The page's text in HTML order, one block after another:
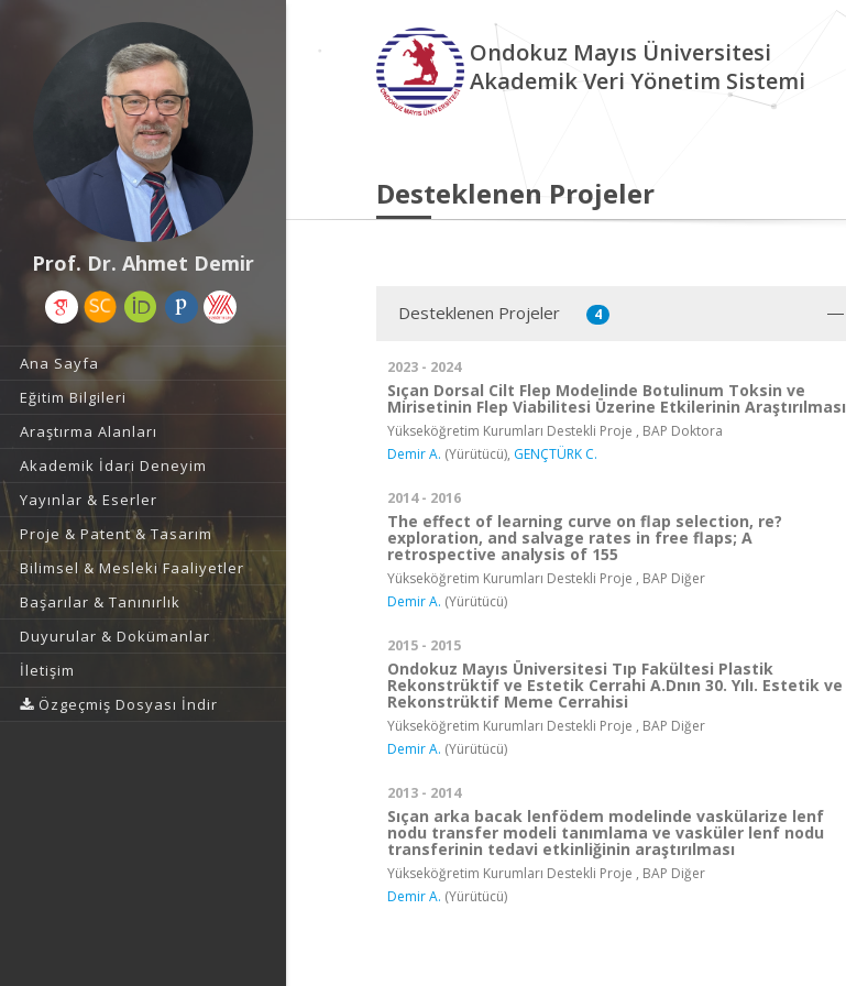
Prof. Dr. Ahmet Demir
Ana Sayfa
Eğitim Bilgileri
Araştırma Alanları
Akademik İdari Deneyim
Yayınlar & Eserler
Proje & Patent & Tasarım
Bilimsel & Mesleki Faaliyetler
Başarılar & Tanınırlık
Duyurular & Dokümanlar
İletişim
Özgeçmiş Dosyası İndir
Ondokuz Mayıs Üniversitesi
Akademik Veri Yönetim Sistemi
Desteklenen Projeler
Desteklenen Projeler 4
2023 - 2024
Sıçan Dorsal Cilt Flep Modelinde Botulinum Toksin ve
Mirisetinin Flep Viabilitesi Üzerine Etkilerinin Araştırılması
Yükseköğretim Kurumları Destekli Proje , BAP Doktora
Demir A. (Yürütücü), GENÇTÜRK C.
2014 - 2016
The effect of learning curve on flap selection, re?
exploration, and salvage rates in free flaps; A
retrospective analysis of 155
Yükseköğretim Kurumları Destekli Proje , BAP Diğer
Demir A. (Yürütücü)
2015 - 2015
Ondokuz Mayıs Üniversitesi Tıp Fakültesi Plastik
Rekonstrüktif ve Estetik Cerrahi A.Dnın 30. Yılı. Estetik ve
Rekonstrüktif Meme Cerrahisi
Yükseköğretim Kurumları Destekli Proje , BAP Diğer
Demir A. (Yürütücü)
2013 - 2014
Sıçan arka bacak lenfödem modelinde vaskülarize lenf
nodu transfer modeli tanımlama ve vasküler lenf nodu
transferinin tedavi etkinliğinin araştırılması
Yükseköğretim Kurumları Destekli Proje , BAP Diğer
Demir A. (Yürütücü)